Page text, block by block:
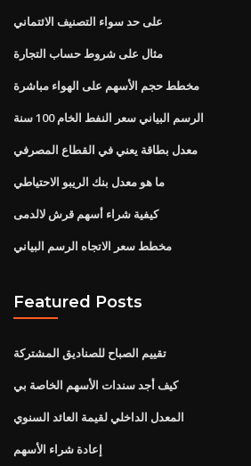
على حد سواء التصنيف الائتماني
مثال على شروط حساب التجارة
مخطط حجم الأسهم على الهواء مباشرة
الرسم البياني سعر النفط الخام 100 سنة
معدل بطاقة يعني في القطاع المصرفي
ما هو معدل بنك الريبو الاحتياطي
كيفية شراء أسهم قرش لالدمى
مخطط سعر الاتجاه الرسم البياني
Featured Posts
تقييم الصباح للصناديق المشتركة
كيف أجد سندات الأسهم الخاصة بي
المعدل الداخلي لقيمة العائد السنوي
إعادة شراء الأسهم